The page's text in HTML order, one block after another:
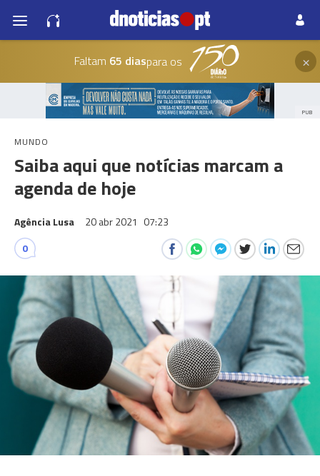
Faltam 65 diaspara os ×
PUB
MUNDO
Saiba aqui que notícias marcam a
agenda de hoje
Agência Lusa 20 abr 2021 07:23
0